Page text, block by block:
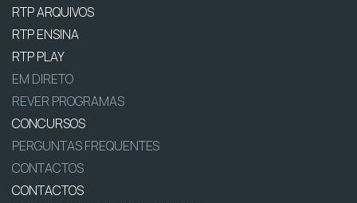
RTP ARQUIVOS
RTP ENSINA
RTP PLAY
EM DIRETO
REVER PROGRAMAS
CONCURSOS
PERGUNTAS FREQUENTES
CONTACTOS
CONTACTOS